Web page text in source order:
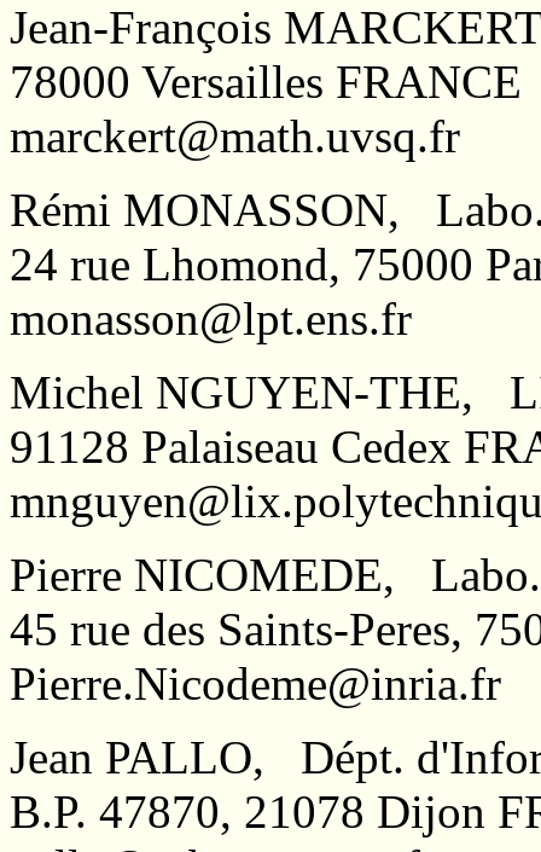
Jean-François
78000 Versailles FRANCE
marckert@math.uvsq.fr
Rémi MONASSON,
24 rue Lhomond, 75000
monasson@lpt.ens.fr
Michel NGUYEN-THE,
91128 Palaiseau Cedex
Pierre NICOMEDE,
45 rue des Saints-Peres,
Pierre.Nicodeme@inria.fr
Jean PALLO, Dépt.
B.P. 47870, 21078 Dijon